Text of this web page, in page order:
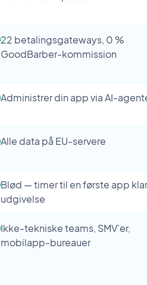
22 betalingsgateways, 0 %
GoodBarber-kommission
Administrer din app via AI-
Alle data på EU-servere
Blød — timer til en første app
udgivelse
Ikke-tekniske teams, SMV'er,
mobilapp-bureauer